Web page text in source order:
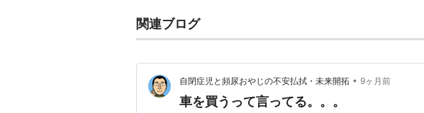
関連ブログ
自閉症児と頻尿おやじの不安払拭・未来開拓 • 9ヶ月前
車を買うって言ってる。。。